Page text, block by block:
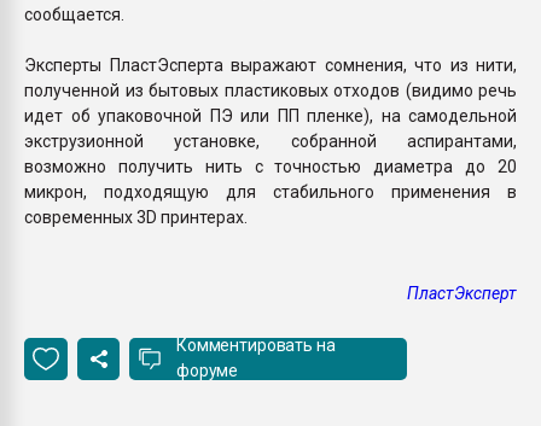
сообщается.
Эксперты ПластЭсперта выражают сомнения, что из нити,
полученной из бытовых пластиковых отходов (видимо речь
идет об упаковочной ПЭ или ПП пленке), на самодельной
экструзионной установке, собранной аспирантами,
возможно получить нить с точностью диаметра до 20
микрон, подходящую для стабильного применения в
современных 3D принтерах.
ПластЭксперт
Комментировать на
форуме